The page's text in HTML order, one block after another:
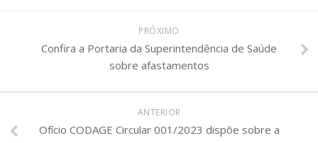
PRÓXIMO
Confira a Portaria da Superintendência de Saúde
sobre afastamentos
ANTERIOR
Ofício CODAGE Circular 001/2023 dispõe sobre a